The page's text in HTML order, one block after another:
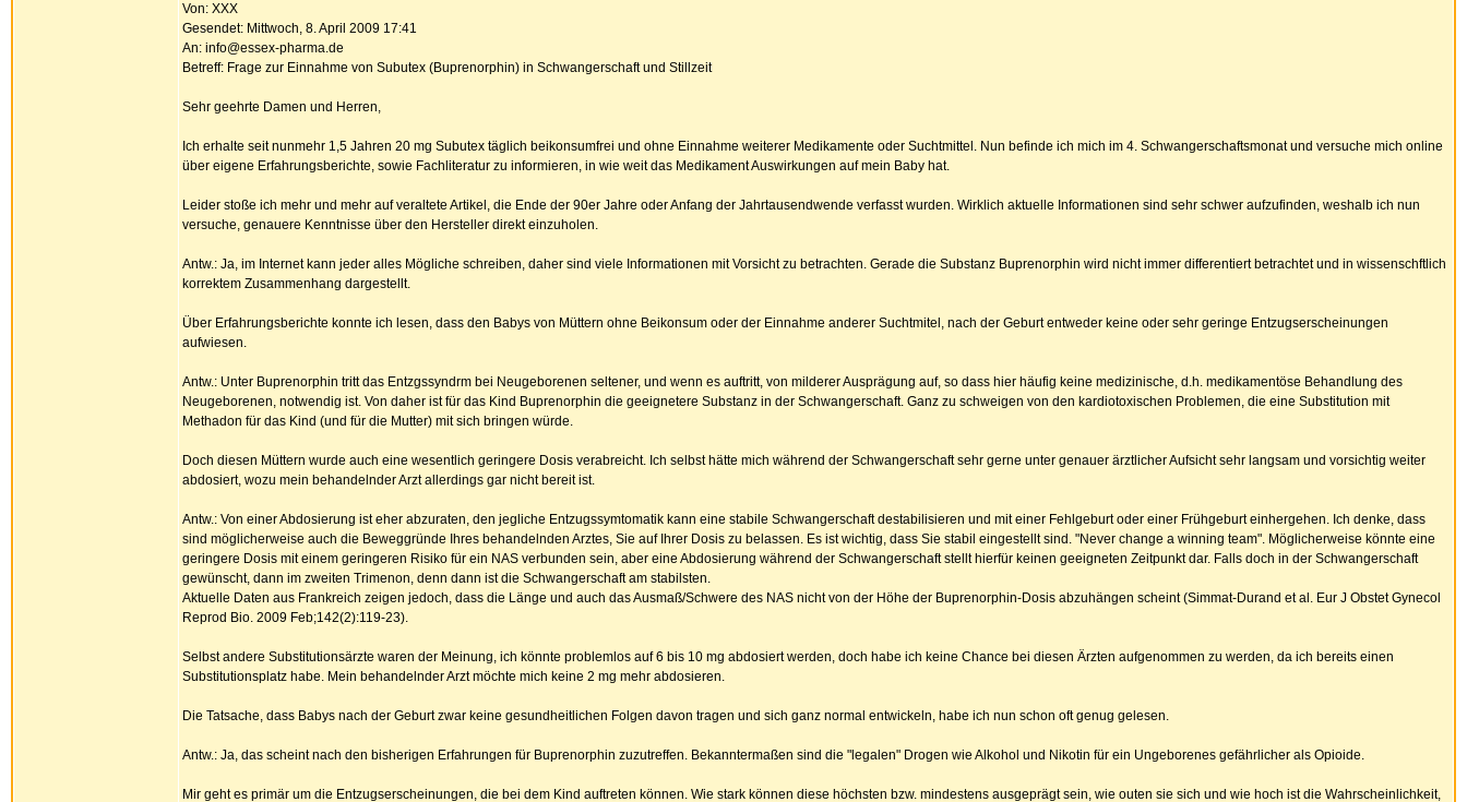
Von: XXX
Gesendet: Mittwoch, 8. April 2009 17:41
An: info@essex-pharma.de
Betreff: Frage zur Einnahme von Subutex (Buprenorphin) in Schwangerschaft und Stillzeit
Sehr geehrte Damen und Herren,
Ich erhalte seit nunmehr 1,5 Jahren 20 mg Subutex täglich beikonsumfrei und ohne Einnahme weiterer Medikamente oder Suchtmittel. Nun befinde ich mich im 4. Schwangerschaftsmonat und versuche mich online
über eigene Erfahrungsberichte, sowie Fachliteratur zu informieren, in wie weit das Medikament Auswirkungen auf mein Baby hat.
Leider stoße ich mehr und mehr auf veraltete Artikel, die Ende der 90er Jahre oder Anfang der Jahrtausendwende verfasst wurden. Wirklich aktuelle Informationen sind sehr schwer aufzufinden, weshalb ich nun
versuche, genauere Kenntnisse über den Hersteller direkt einzuholen.
Antw.: Ja, im Internet kann jeder alles Mögliche schreiben, daher sind viele Informationen mit Vorsicht zu betrachten. Gerade die Substanz Buprenorphin wird nicht immer differentiert betrachtet und in wissenschftlich
korrektem Zusammenhang dargestellt.
Über Erfahrungsberichte konnte ich lesen, dass den Babys von Müttern ohne Beikonsum oder der Einnahme anderer Suchtmitel, nach der Geburt entweder keine oder sehr geringe Entzugserscheinungen
aufwiesen.
Antw.: Unter Buprenorphin tritt das Entzgssyndrm bei Neugeborenen seltener, und wenn es auftritt, von milderer Ausprägung auf, so dass hier häufig keine medizinische, d.h. medikamentöse Behandlung des
Neugeborenen, notwendig ist. Von daher ist für das Kind Buprenorphin die geeignetere Substanz in der Schwangerschaft. Ganz zu schweigen von den kardiotoxischen Problemen, die eine Substitution mit
Methadon für das Kind (und für die Mutter) mit sich bringen würde.
Doch diesen Müttern wurde auch eine wesentlich geringere Dosis verabreicht. Ich selbst hätte mich während der Schwangerschaft sehr gerne unter genauer ärztlicher Aufsicht sehr langsam und vorsichtig weiter
abdosiert, wozu mein behandelnder Arzt allerdings gar nicht bereit ist.
Antw.: Von einer Abdosierung ist eher abzuraten, den jegliche Entzugssymtomatik kann eine stabile Schwangerschaft destabilisieren und mit einer Fehlgeburt oder einer Frühgeburt einhergehen. Ich denke, dass
sind möglicherweise auch die Beweggründe Ihres behandelnden Arztes, Sie auf Ihrer Dosis zu belassen. Es ist wichtig, dass Sie stabil eingestellt sind. "Never change a winning team". Möglicherweise könnte eine
geringere Dosis mit einem geringeren Risiko für ein NAS verbunden sein, aber eine Abdosierung während der Schwangerschaft stellt hierfür keinen geeigneten Zeitpunkt dar. Falls doch in der Schwangerschaft
gewünscht, dann im zweiten Trimenon, denn dann ist die Schwangerschaft am stabilsten.
Aktuelle Daten aus Frankreich zeigen jedoch, dass die Länge und auch das Ausmaß/Schwere des NAS nicht von der Höhe der Buprenorphin-Dosis abzuhängen scheint (Simmat-Durand et al. Eur J Obstet Gynecol
Reprod Bio. 2009 Feb;142(2):119-23).
Selbst andere Substitutionsärzte waren der Meinung, ich könnte problemlos auf 6 bis 10 mg abdosiert werden, doch habe ich keine Chance bei diesen Ärzten aufgenommen zu werden, da ich bereits einen
Substitutionsplatz habe. Mein behandelnder Arzt möchte mich keine 2 mg mehr abdosieren.
Die Tatsache, dass Babys nach der Geburt zwar keine gesundheitlichen Folgen davon tragen und sich ganz normal entwickeln, habe ich nun schon oft genug gelesen.
Antw.: Ja, das scheint nach den bisherigen Erfahrungen für Buprenorphin zuzutreffen. Bekanntermaßen sind die "legalen" Drogen wie Alkohol und Nikotin für ein Ungeborenes gefährlicher als Opioide.
Mir geht es primär um die Entzugserscheinungen, die bei dem Kind auftreten können. Wie stark können diese höchsten bzw. mindestens ausgeprägt sein, wie outen sie sich und wie hoch ist die Wahrscheinlichkeit,